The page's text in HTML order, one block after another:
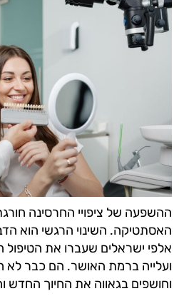
ההשפעה של ציפויי החרסינה
האסתטיקה. השינוי הרגשי הוא
אלפי ישראלים שעברו את הטיפול
ועלייה ברמת האושר. הם כבר
וחושפים בגאווה את החיוך